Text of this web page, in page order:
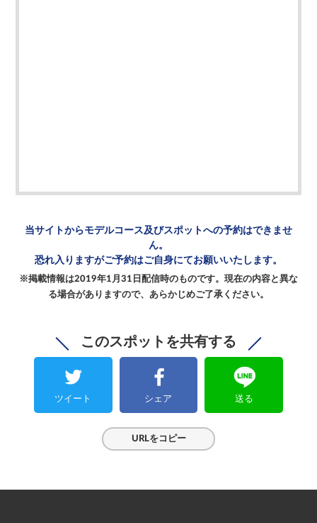
当サイトからモデルコース及びスポットへの予約はできませ
ん。
恐れ入りますがご予約はご自身にてお願いいたします。
※掲載情報は2019年1月31日配信時のものです。 現在の内容と異な
る場合がありますので、 あらかじめご了承ください。
このスポットを共有する
ツイート シェア 送る
URLをコピー